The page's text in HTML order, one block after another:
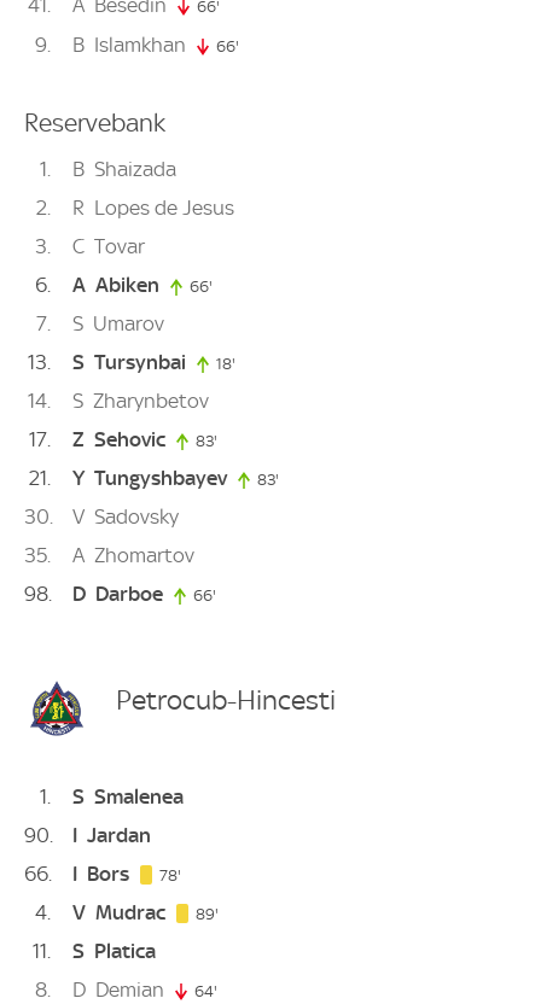
41 A Besedin 66'
9 B Islamkhan 66'
Reservebank
1 B Shaizada
2
R Lopes de Jesus
3
C Tovar
6
A Abiken 66'
7 S Umarov
13
S Tursynbai 18'
14 S Zharynbetov
17
Z Sehovic 83'
21 Y Tungyshbayev 83'
30 V Sadovsky
35
A Zhomartov
98
D Darboe 66'
Petrocub-Hincesti
1 S Smalenea
90
I Jardan
66
I Bors 78'
4 V Mudrac 89'
11 S Platica
8
D Demian 64'